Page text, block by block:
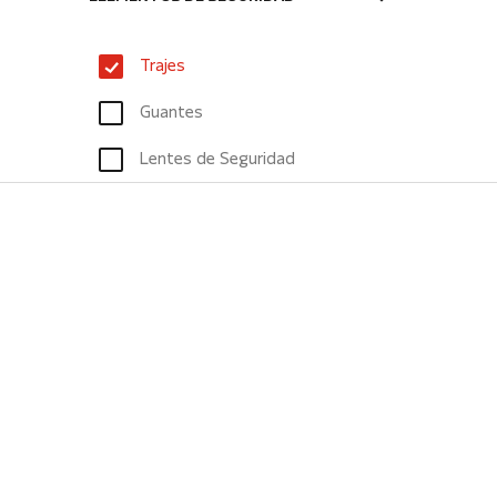
Trajes
Guantes
Lentes de Seguridad